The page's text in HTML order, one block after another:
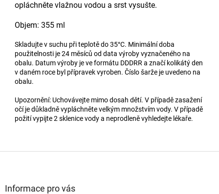
opláchněte vlažnou vodou a srst vysušte.
Objem: 355 ml
Skladujte v suchu při teplotě do 35°C. Minimální doba
použitelnosti je 24 měsíců od data výroby vyznačeného na
obalu. Datum výroby je ve formátu DDDRR a značí kolikátý den
v daném roce byl přípravek vyroben. Číslo šarže je uvedeno na
obalu.
Upozornění: Uchovávejte mimo dosah dětí. V případě zasažení
očí je důkladně vypláchněte velkým množstvím vody. V případě
požití vypijte 2 sklenice vody a neprodleně vyhledejte lékaře.
Informace pro vás